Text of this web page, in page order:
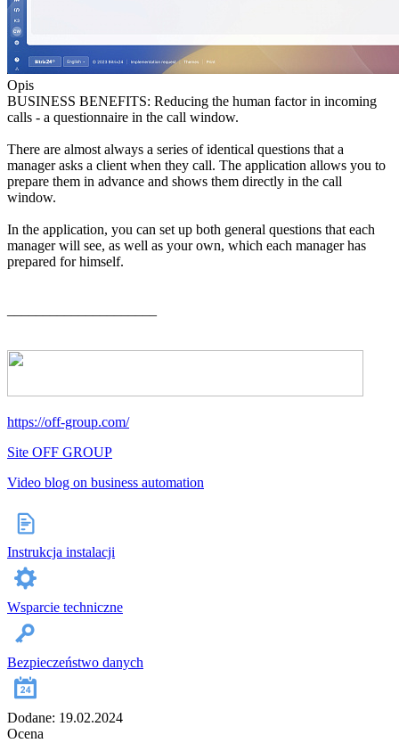
Opis
BUSINESS BENEFITS: Reducing the human factor in incoming
calls - a questionnaire in the call window.
There are almost always a series of identical questions that a
manager asks a client when they call. The application allows you to
prepare them in advance and shows them directly in the call
window.
In the application, you can set up both general questions that each
manager will see, as well as your own, which each manager has
prepared for himself.
https://off-group.com/
Site OFF GROUP
Video blog on business automation
Instrukcja instalacji
Wsparcie techniczne
Bezpieczeństwo danych
Dodane: 19.02.2024
Ocena